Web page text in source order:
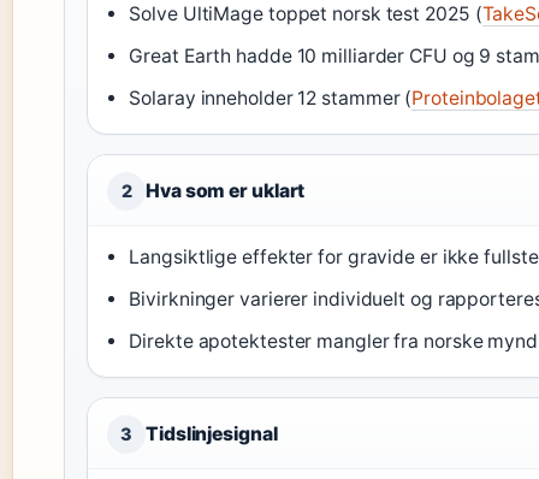
Solve UltiMage toppet norsk test 2025 (
Great Earth hadde 10 milliarder CFU og 9
Solaray inneholder 12 stammer (
2 Hva som er uklart
Langsiktlige effekter for gravide er ikke
Bivirkninger varierer individuelt og
Direkte apotektester mangler fra norske
3 Tidslinjesignal